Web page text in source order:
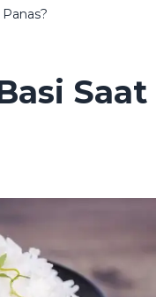
Saat